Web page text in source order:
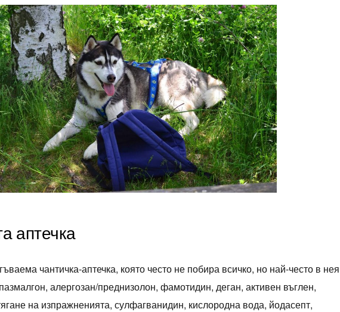
аптечка
чантичка-аптечка, която често не побира всичко, но най-често в нея
алергозан/преднизолон, фамотидин, деган, активен въглен,
на изпражненията, сулфагванидин, кислородна вода, йодасепт,